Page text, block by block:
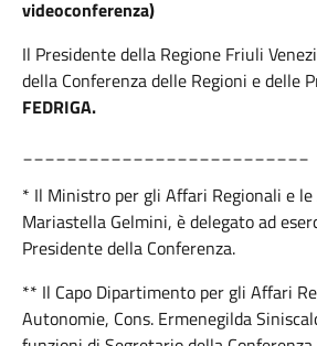
videoconferenza)
Il Presidente della Regione Friuli
della Conferenza delle Regioni e delle
FEDRIGA.
* Il Ministro per gli Affari Regionali e
Mariastella Gelmini, è delegato ad
Presidente della Conferenza.
** Il Capo Dipartimento per gli Affari
Autonomie, Cons. Ermenegilda